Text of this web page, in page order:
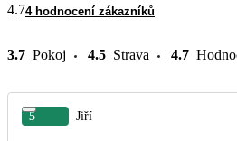
4.74 hodnocení zákazníků
3.7 Pokoj 4.5 Strava 4.7
5 Jiří